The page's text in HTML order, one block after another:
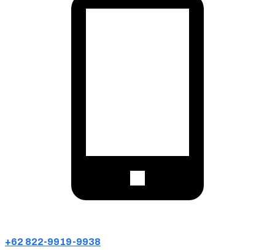
+62 822-9919-9938